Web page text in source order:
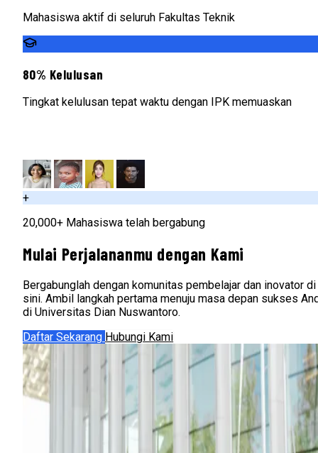
Mahasiswa aktif di seluruh Fakultas Teknik
80% Kelulusan
Tingkat kelulusan tepat waktu dengan IPK memuaskan
+
20,000+ Mahasiswa telah bergabung
Mulai Perjalananmu dengan Kami
Bergabunglah dengan komunitas pembelajar dan inovator di
sini. Ambil langkah pertama menuju masa depan sukses
di Universitas Dian Nuswantoro.
Daftar Sekarang Hubungi Kami